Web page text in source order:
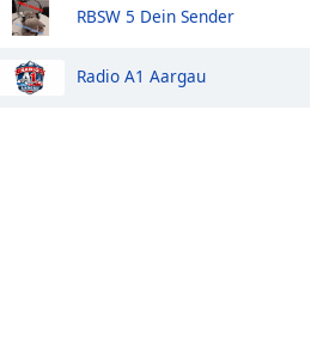
RBSW 5 Dein Sender
Radio A1 Aargau